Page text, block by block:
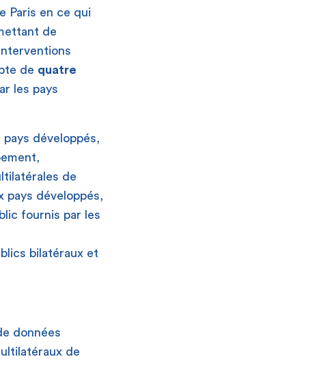
Paris en ce qui
de
de quatre
les pays
développés,
de
pays développés,
fournis par les
bilatéraux et
données
de